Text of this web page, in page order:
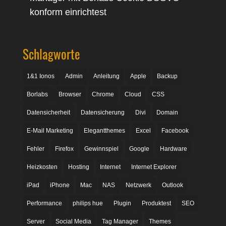
konform einrichtest
Schlagworte
1&1 Ionos Admin Anleitung Apple Backup
Borlabs Browser Chrome Cloud CSS
Datensicherheit Datensicherung Divi Domain
E-Mail Marketing Elegantthemes Excel Facebook
Fehler Firefox Gewinnspiel Google Hardware
Heizkosten Hosting Internet Internet Explorer
iPad iPhone Mac NAS Netzwerk Outlook
Performance philips hue Plugin Produktest SEO
Server Social Media Tag Manager Themes